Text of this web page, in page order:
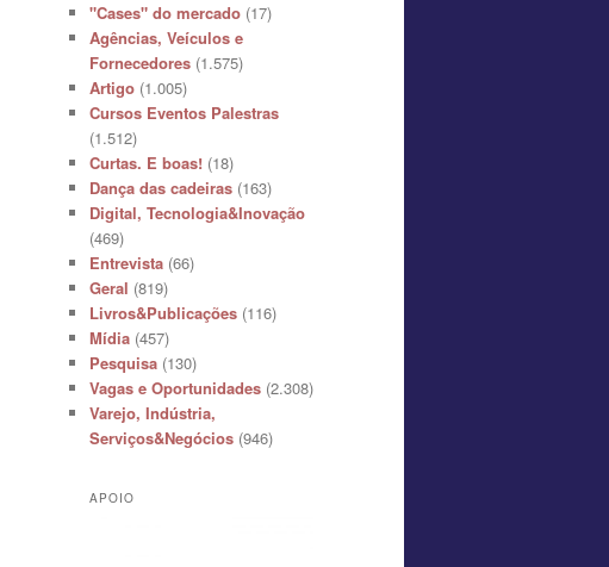
"Cases" do mercado (17)
Agências, Veículos e
Fornecedores (1.575)
Artigo (1.005)
Cursos Eventos Palestras
(1.512)
Curtas. E boas! (18)
Dança das cadeiras (163)
Digital, Tecnologia&Inovação
(469)
Entrevista (66)
Geral (819)
Livros&Publicações (116)
Mídia (457)
Pesquisa (130)
Vagas e Oportunidades (2.308)
Varejo, Indústria,
Serviços&Negócios (946)
APOIO